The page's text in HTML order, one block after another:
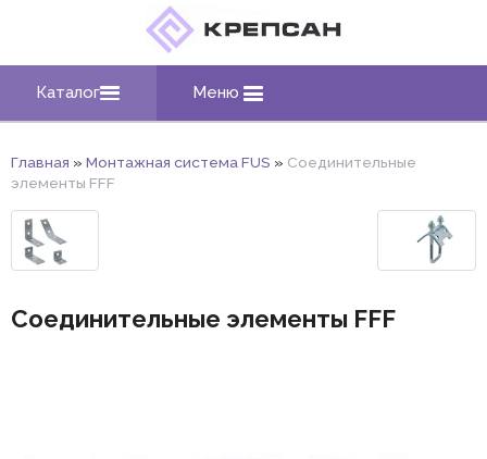
Каталог Меню
Главная » Монтажная система FUS » Соединительные
элементы FFF
Соединительные элементы FFF